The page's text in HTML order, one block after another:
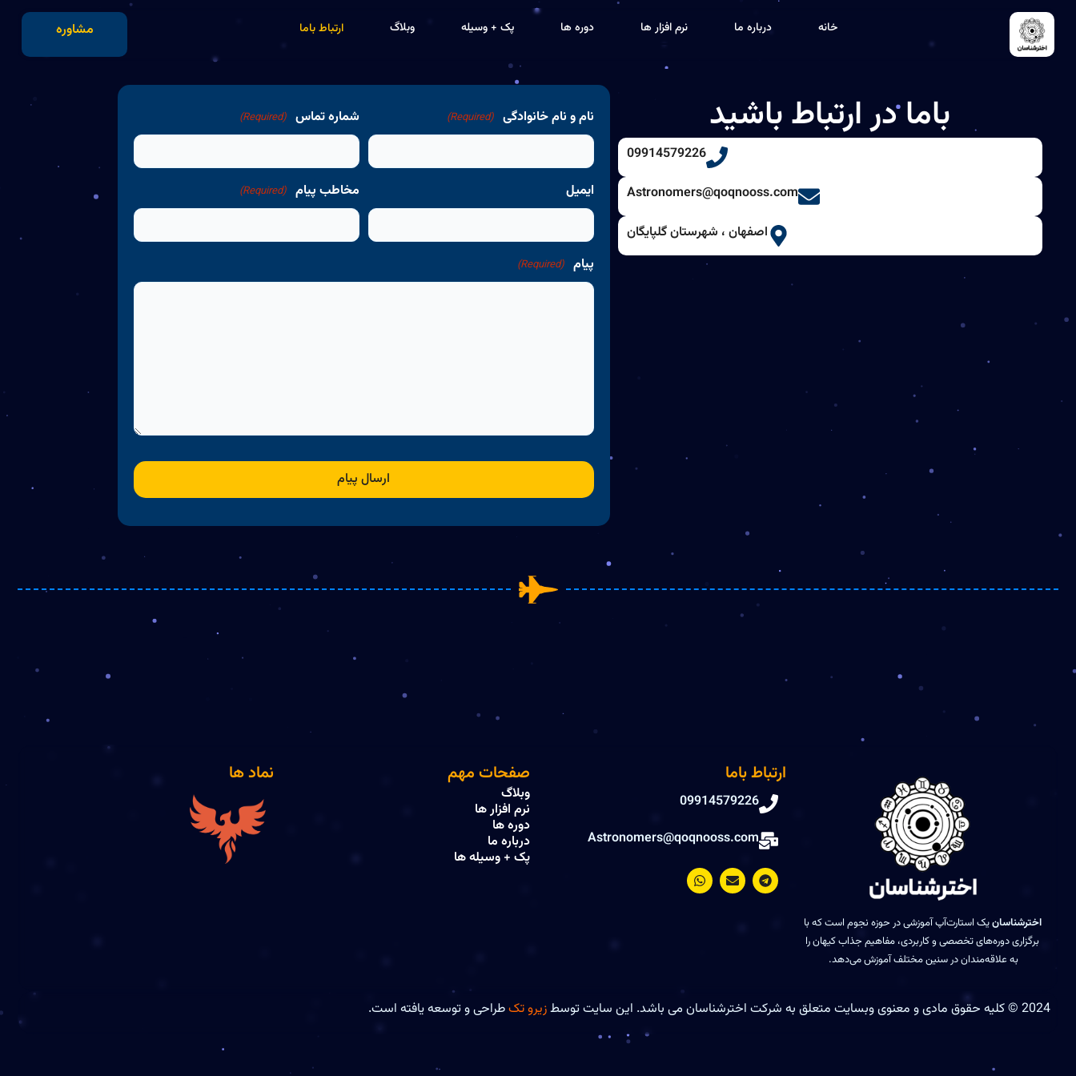
خانه درباره ما نرم افزار ها دوره ها پک + وسیله وبلاگ ارتباط باما مشاوره
باما در ارتباط باشید
09914579226
Astronomers@qoqnooss.com
اصفهان ، شهرستان گلپایگان
نام و نام خانوادگی (Required) شماره تماس (Required)
ایمیل مخاطب پیام (Required)
پیام (Required)
اخترشناسانیک استارت‌آپ آموزشی در حوزه نجوم است که با
برگزاری دوره‌های تخصصی و کاربردی، مفاهیم جذاب کیهان را
به علاقه‌مندان در سنین مختلف آموزش می‌دهد.
ارتباط باما
09914579226
Astronomers@qoqnooss.com
T
e
l
E
n
v
W
h
a
صفحات مهم
وبلاگ
نرم افزار ها
دوره ها
درباره ما
پک + وسیله ها
نماد ها
2024 © کلیه حقوق مادی و معنوی وبسایت متعلق به شرکت اخترشناسان می باشد. این سایت توسط زیرو تکطراحی و توسعه یافته است.